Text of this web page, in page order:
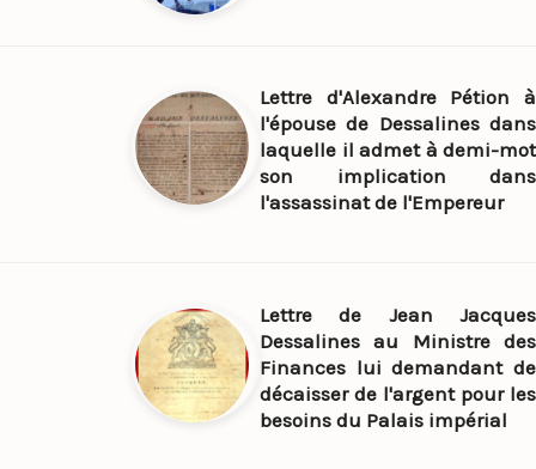
Lettre d'Alexandre Pétion à
l'épouse de Dessalines dans
laquelle il admet à demi-mot
son implication dans
l'assassinat de l'Empereur
Lettre de Jean Jacques
Dessalines au Ministre des
Finances lui demandant de
décaisser de l'argent pour les
besoins du Palais impérial